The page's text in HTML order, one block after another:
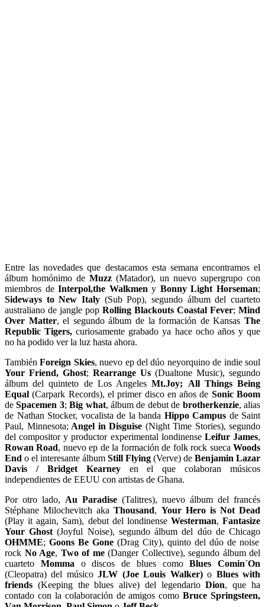
Entre las novedades que destacamos esta semana encontramos el
álbum homónimo de Muzz (Matador), un nuevo supergrupo con
miembros deInterpol,the Walkmen y Bonny Light Horseman;
Sideways to New Italy (Sub Pop), segundo álbum del cuarteto
australiano de jangle pop Rolling Blackouts Coastal Fever; Mind
Over Matter, el segundo álbum de la formación de KansasThe
Republic Tigers,curiosamente grabado ya hace ocho años y que
no ha podido ver la luz hasta ahora.
TambiénForeign Skies, nuevo ep del dúo neyorquino de indie soul
Your Friend, Ghost; Rearrange Us (Dualtone Music), segundo
álbum del quinteto de Los AngelesMt.Joy;
All Things Being
Equal (Carpark Records), el primer disco en años de Sonic Boom
deSpacemen 3;Big what, álbum de debut de brotherkenzie, alias
de Nathan Stocker, vocalista de la banda Hippo Campus de Saint
Paul, Minnesota; Angel in Disguise (Night Time Stories), segundo
del compositor y productor experimental londinense Leifur James,
Rowan Road, nuevo ep de la formación de folk rock suecaWoods
End o el interesante álbum Still Flying (Verve) de Benjamin Lazar
Davis / Bridget Kearneyen el que colaboran músicos
independientes de EEUU con artistas de Ghana.
Por otro lado, Au Paradise (Talitres), nuevo álbum del francés
Stéphane Milochevitch akaThousand, Your Hero is Not Dead
(Play it again, Sam), debut del londinense Westerman, Fantasize
Your Ghost (Joyful Noise), segundo álbum del dúo de Chicago
OHMME; Goons Be Gone (Drag City), quinto del dúo de noise
rock No Age, Two of me(Danger Collective), segundo álbum del
cuarteto Momma o discos de blues comoBlues Comin´On
(Cleopatra) del músicoJLW (Joe Louis Walker)o Blues with
friends (Keeping the blues alive) del legendarioDion, que ha
contado con la colaboración de amigos comoBruce Springsteen,